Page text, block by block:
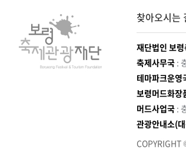
찾아오시는
재단법인 보
축제사무국 :
테마파크운영
보령머드화장
머드사업국 :
관광안내소(
COPYRIGHT